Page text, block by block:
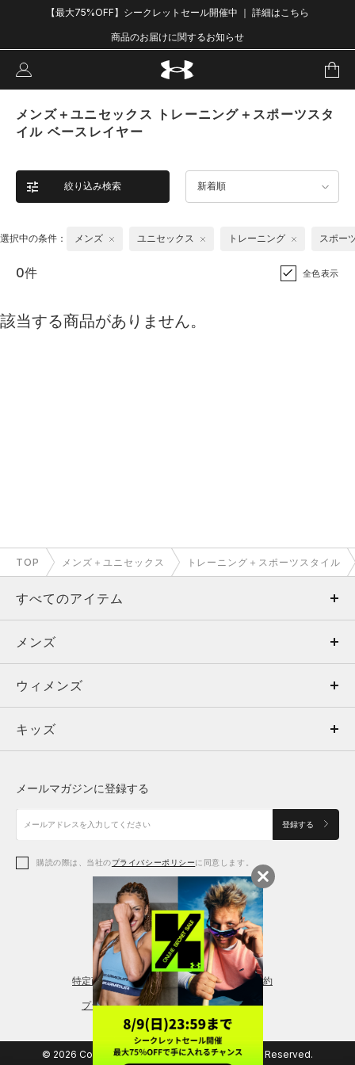
【最大75%OFF】シークレットセール開催中 ｜ 詳細はこちら
商品のお届けに関するお知らせ
メンズ＋ユニセックス トレーニング＋スポーツスタ
イル ベースレイヤー
絞り込み検索 新着順
選択中の条件： メンズ ユニセックス トレーニング スポー
0件 全色表示
該当する商品がありません。
TOP メンズ＋ユニセックス トレーニング＋スポーツスタイル
すべてのアイテム
メンズ
ウィメンズ
キッズ
アクセサリー
メンズ
トップス
ボトムス
アクセサリー
ウィメンズ
トップス
シューズ
アクセサリー
レギンス＆タイツ
キッズ
シューズ
メールマガジンに登録する
登録する
購読の際は、当社のプライバシーポリシーに同意します。
特定商取引法に基づく通販の表記 会員規約
プライバシーポリシー
© 2026 Copyright DOME Corporation. All Rights Reserved.